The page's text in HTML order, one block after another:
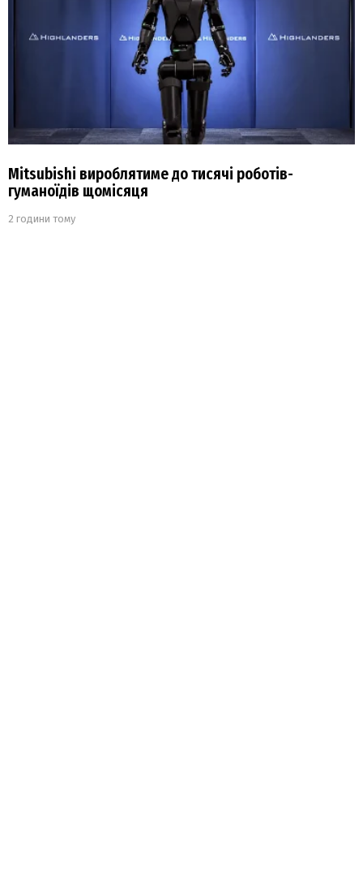
Mitsubishi вироблятиме до тисячі роботів-
гуманоїдів щомісяця
2 години тому